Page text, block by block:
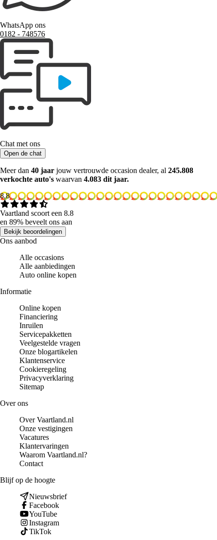
WhatsApp ons
0182 ‑ 748576
Chat met ons
Open de chat
Meer dan 40 jaar jouw vertrouwde occasion dealer, al 245.808
verkochte auto's waarvan 4.083 dit jaar.
8.8
Vaartland scoort een 8.8
en 89% beveelt ons aan
Bekijk beoordelingen
Ons aanbod
Alle occasions
Alle aanbiedingen
Auto online kopen
Informatie
Online kopen
Financiering
Inruilen
Servicepakketten
Veelgestelde vragen
Onze blogartikelen
Klantenservice
Cookieregeling
Privacyverklaring
Sitemap
Over ons
Over Vaartland.nl
Onze vestigingen
Vacatures
Klantervaringen
Waarom Vaartland.nl?
Contact
Blijf op de hoogte
Nieuwsbrief
Facebook
YouTube
Instagram
TikTok